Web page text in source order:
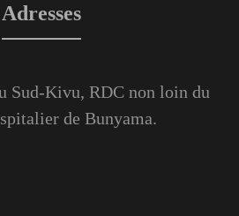
Adresses
Sud-Kivu, RDC non loin du
de Bunyama.